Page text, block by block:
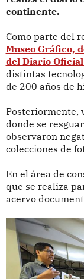
continente.
Como parte del
Museo Gráfico,
del Diario
distintas
de 200 años de
Posteriormente,
donde se
observaron
colecciones de
En el área de
que se realiza
acervo